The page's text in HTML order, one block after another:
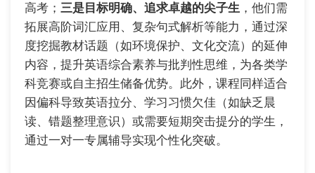
高考； 三是目标明确、追求卓越的尖子生 ，他们需
拓展高阶词汇应用、复杂句式解析等能力，通过深
度挖掘教材话题（如环境保护、文化交流）的延伸
内容，提升英语综合素养与批判性思维，为各类学
科竞赛或自主招生储备优势。此外，课程同样适合
因偏科导致英语拉分、学习习惯欠佳（如缺乏晨
读、错题整理意识）或需要短期突击提分的学生，
通过一对一专属辅导实现个性化突破。